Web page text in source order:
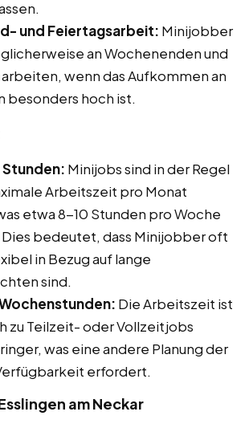
und Feiertagsarbeit: Minijobber
an Wochenenden und
wenn das Aufkommen an
besonders hoch ist.
Minijobs sind in der Regel
Arbeitszeit pro Monat
etwa 8-10 Stunden pro Woche
bedeutet, dass Minijobber oft
in Bezug auf lange
sind.
Die Arbeitszeit ist
zu Teilzeit- oder Vollzeitjobs
was eine andere Planung der
erfordert.
am Neckar